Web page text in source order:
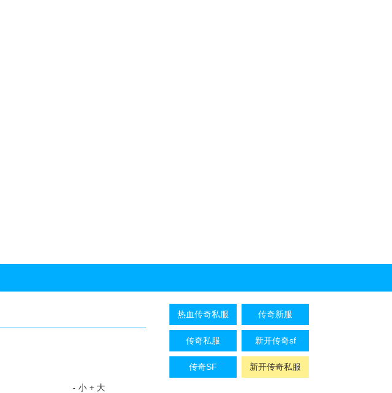
- 小 + 大
热血传奇私服 传奇新服
传奇私服 新开传奇sf
传奇SF 新开传奇私服